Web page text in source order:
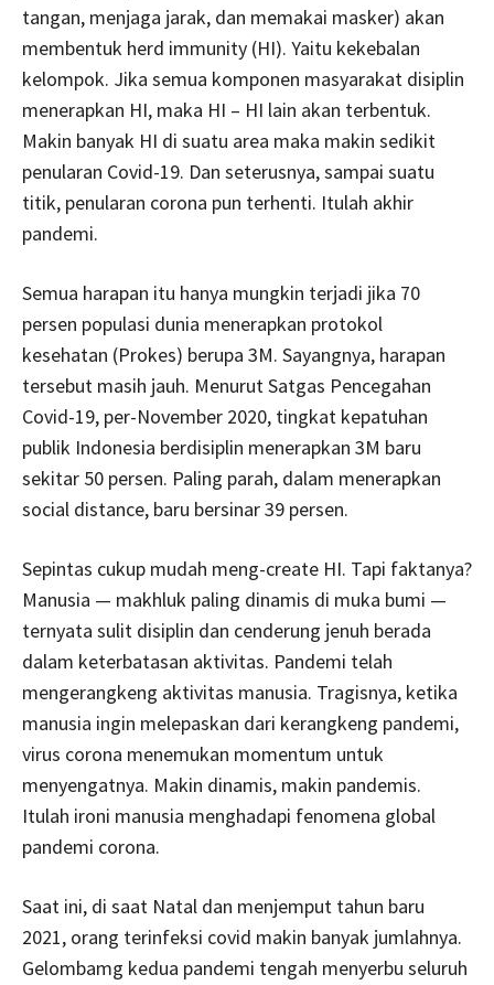
tangan, menjaga jarak, dan memakai masker) akan
membentuk herd immunity (HI). Yaitu kekebalan
kelompok. Jika semua komponen masyarakat disiplin
menerapkan HI, maka HI – HI lain akan terbentuk.
Makin banyak HI di suatu area maka makin sedikit
penularan Covid-19. Dan seterusnya, sampai suatu
titik, penularan corona pun terhenti. Itulah akhir
pandemi.
Semua harapan itu hanya mungkin terjadi jika 70
persen populasi dunia menerapkan protokol
kesehatan (Prokes) berupa 3M. Sayangnya, harapan
tersebut masih jauh. Menurut Satgas Pencegahan
Covid-19, per-November 2020, tingkat kepatuhan
publik Indonesia berdisiplin menerapkan 3M baru
sekitar 50 persen. Paling parah, dalam menerapkan
social distance, baru bersinar 39 persen.
Sepintas cukup mudah meng-create HI. Tapi faktanya?
Manusia — makhluk paling dinamis di muka bumi —
ternyata sulit disiplin dan cenderung jenuh berada
dalam keterbatasan aktivitas. Pandemi telah
mengerangkeng aktivitas manusia. Tragisnya, ketika
manusia ingin melepaskan dari kerangkeng pandemi,
virus corona menemukan momentum untuk
menyengatnya. Makin dinamis, makin pandemis.
Itulah ironi manusia menghadapi fenomena global
pandemi corona.
Saat ini, di saat Natal dan menjemput tahun baru
2021, orang terinfeksi covid makin banyak jumlahnya.
Gelombamg kedua pandemi tengah menyerbu seluruh